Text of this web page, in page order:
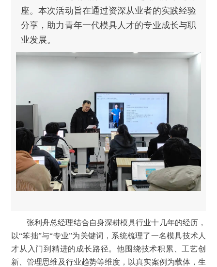
座。本次活动旨在通过资深从业者的实践经验
分享，助力青年一代模具人才的专业成长与职
业发展。
张利舟总经理结合自身深耕模具行业十几年的经历，
以“笨拙”与“专业”为关键词，系统梳理了一名模具技术人
才从入门到精进的成长路径。他围绕技术积累、工艺创
新、管理思维及行业趋势等维度，以真实案例为载体，生